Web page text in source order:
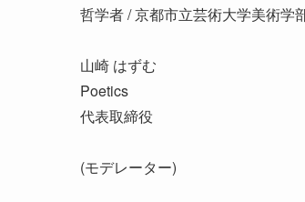
哲学者 / 京都市立芸術大学美術学
山崎 はずむ
Poetics
代表取締役
(モデレーター)